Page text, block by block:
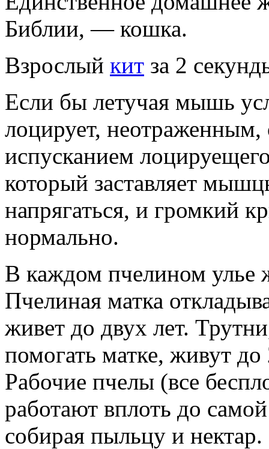
Библии, — кошка.
Взрослый кит за 2
Если бы летучая мышь
лоцирует,
испусканием
который заставляет
напрягаться, и громкий
нормально.
В каждом пчелином
Пчелиная матка
живет до двух лет.
помогать матке, живут
Рабочие пчелы (все
работают вплоть до
собирая пыльцу и нектар.